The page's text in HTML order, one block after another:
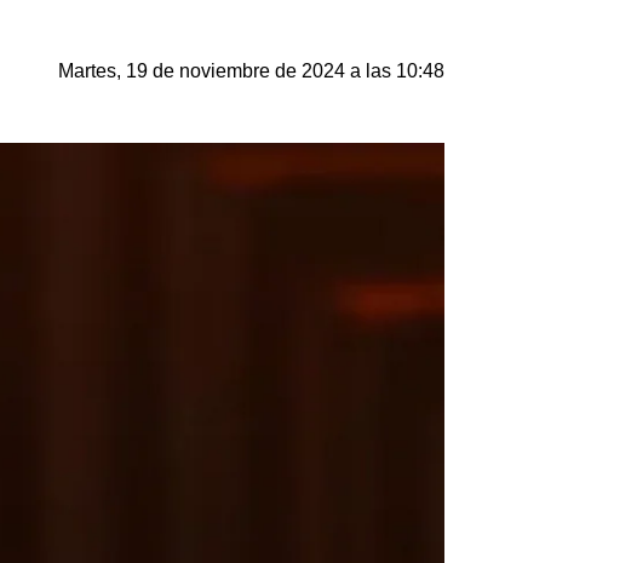
Martes, 19 de noviembre de 2024 a las 10:48